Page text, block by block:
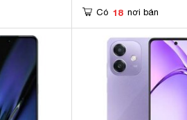
Có 18 nơi bán